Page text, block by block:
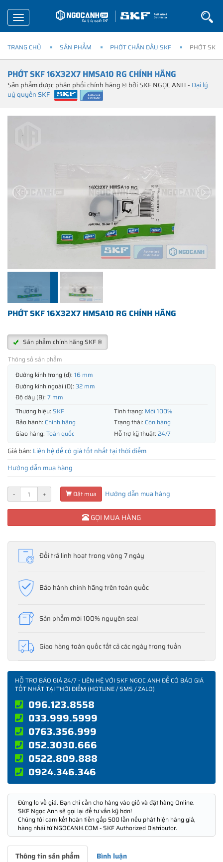
Toggle
navigation
TRANG CHỦ SẢN PHẨM PHỚT CHẮN DẦU SKF PHỚT SKF
PHỚT SKF 16X32X7 HMSA10 RG CHÍNH HÃNG
Sản phẩm được phân phối chính hãng ® bởi SKF NGỌC ANH -Đại lý
uỷ quyền SKF
PHỚT SKF 16X32X7 HMSA10 RG CHÍNH HÃNG
Sản phẩm chính hãng SKF ®
Thông số sản phẩm
Đường kính trong (d): 16 mm
Đường kính ngoài (D): 32 mm
Độ dày (B): 7 mm
Thương hiệu: SKF Tình trạng: Mới 100%
Bảo hành: Chính hãng Trạng thái: Còn hàng
Giao hàng: Toàn quốc Hỗ trợ kỹ thuật: 24/7
Giá bán: Liên hệ để có giá tốt nhất tại thời điểm
Hướng dẫn mua hàng
- + Đặt mua Hướng dẫn mua hàng
GỌI MUA HÀNG
Đổi trả linh hoạt trong vòng 7 ngày
Bảo hành chính hãng trên toàn quốc
Sản phẩm mới 100% nguyên seal
Giao hàng toàn quốc tất cả các ngày trong tuần
HỖ TRỢ BÁO GIÁ 24/7 - LIÊN HỆ VỚI SKF NGỌC ANH ĐỂ CÓ BÁO GIÁ
TỐT NHẤT TẠI THỜI ĐIỂM (HOTLINE / SMS / ZALO)
096.123.8558
033.999.5999
0763.356.999
052.3030.666
0522.809.888
0924.346.346
Đừng lo về giá. Bạn chỉ cần cho hàng vào giỏ và đặt hàng Online.
SKF Ngọc Anh sẽ gọi lại để tư vấn kỹ hơn!
Chúng tôi cam kết hoàn tiền gấp 500 lần nếu phát hiện hàng giả,
hàng nhái từ NGOCANH.COM - SKF Authorized Distributor.
Thông tin sản phẩm Bình luận